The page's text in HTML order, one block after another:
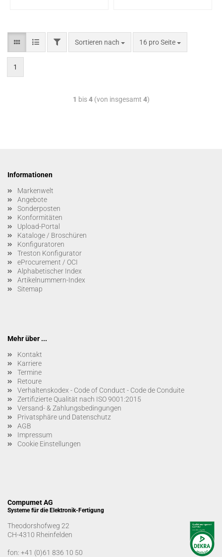
Sortieren nach 16 pro Seite
1
1 bis4(von insgesamt 4)
Informationen
Markenwelt
Angebote
Sonderposten
Konformitäten
Upload-Portal
Kataloge / Broschüren
Konfiguratoren
Treston Konfigurator
eProcurement / OCI
Alphabetischer Index
Artikelnummern-Index
Sitemap
Mehr über ...
Kontakt
Karriere
Termine
Retoure
Verhaltenskodex - Code of Conduct - Code de Conduite
Zertifizierte Qualität nach ISO 9001:2015
Versand- & Zahlungsbedingungen
Privatsphäre und Datenschutz
AGB
Impressum
Cookie Einstellungen
Compumet AG
Systeme für die Elektronik-Fertigung
Theodorshofweg 22
CH-4310 Rheinfelden
fon: +41 (0)61 836 10 50